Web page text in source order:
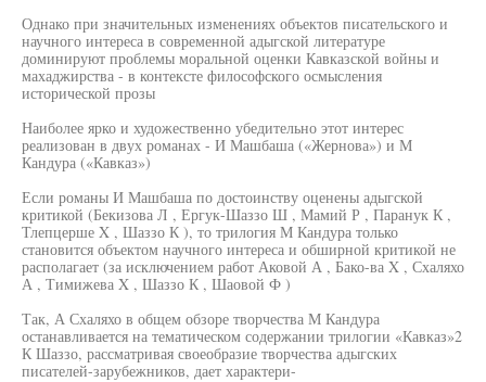
Однако при значительных изменениях объектов писательского и
научного интереса в современной адыгской литературе
доминируют проблемы моральной оценки Кавказской войны и
махаджирства - в контексте философского осмысления
исторической прозы
Наиболее ярко и художественно убедительно этот интерес
реализован в двух романах - И Машбаша («Жернова») и М
Кандура («Кавказ»)
Если романы И Машбаша по достоинству оценены адыгской
критикой (Бекизова Л , Ергук-Шаззо Ш , Мамий Р , Паранук К ,
Тлепцерше X , Шаззо К ), то трилогия М Кандура только
становится объектом научного интереса и обширной критикой не
располагает (за исключением работ Аковой А , Бако-ва X , Схаляхо
А , Тимижева X , Шаззо К , Шаовой Ф )
Так, А Схаляхо в общем обзоре творчества М Кандура
останавливается на тематическом содержании трилогии «Кавказ»2
К Шаззо, рассматривая своеобразие творчества адыгских
писателей-зарубежников, дает характери-